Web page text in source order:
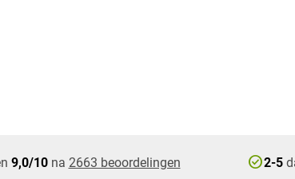
9,0/10na 2663 beoordelingen check_circle2-5